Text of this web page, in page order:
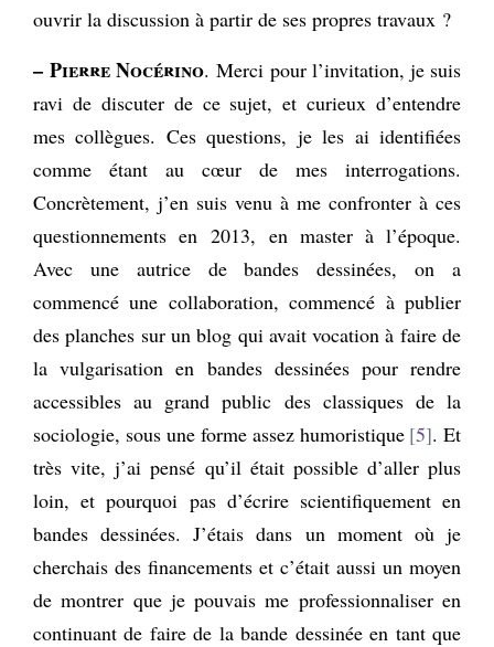
ouvrir la discussion à partir de ses propres travaux ?
– Pierre Nocérino. Merci pour l’invitation, je suis
ravi de discuter de ce sujet, et curieux d’entendre
mes collègues. Ces questions, je les ai identifiées
comme étant au cœur de mes interrogations.
Concrètement, j’en suis venu à me confronter à ces
questionnements en 2013, en master à l’époque.
Avec une autrice de bandes dessinées, on a
commencé une collaboration, commencé à publier
des planches sur un blog qui avait vocation à faire de
la vulgarisation en bandes dessinées pour rendre
accessibles au grand public des classiques de la
sociologie, sous une forme assez humoristique 5 . Et
très vite, j’ai pensé qu’il était possible d’aller plus
loin, et pourquoi pas d’écrire scientifiquement en
bandes dessinées. J’étais dans un moment où je
cherchais des financements et c’était aussi un moyen
de montrer que je pouvais me professionnaliser en
continuant de faire de la bande dessinée en tant que